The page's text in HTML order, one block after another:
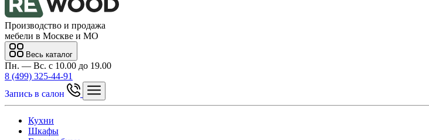
Производство и продажа
мебели в Москве и МО
Весь каталог
Пн. — Вс. с 10.00 до 19.00
8 (499) 325-44-91
Запись в салон
Кухни
Шкафы